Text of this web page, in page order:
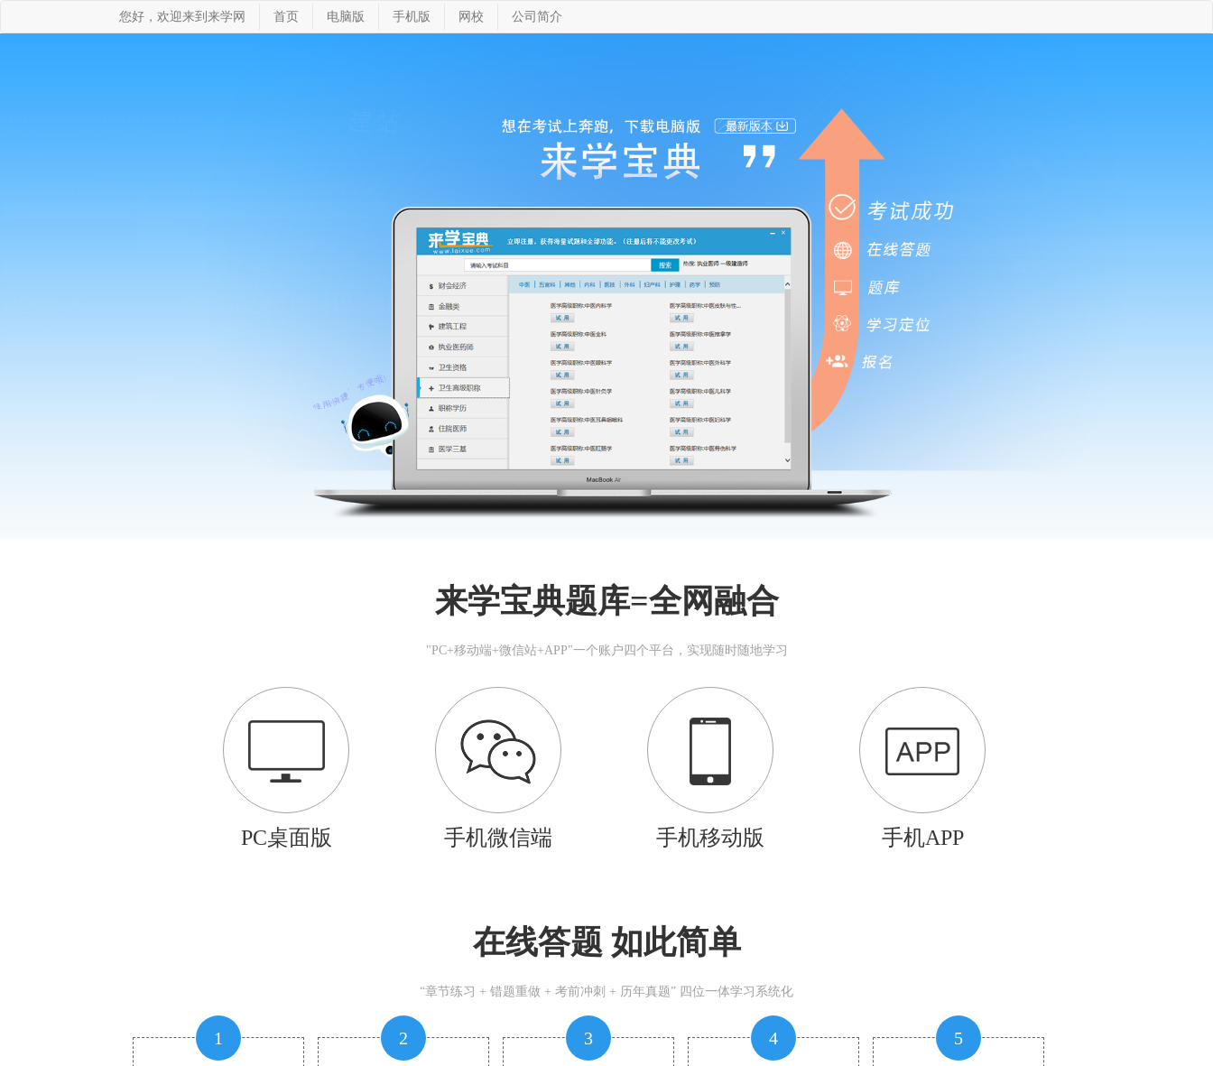
您好，欢迎来到来学网 首页 电脑版 手机版 网校 公司简介
来学宝典题库=全网融合
"PC+移动端+微信站+APP"一个账户四个平台，实现随时随地学习
PC桌面版 手机微信端 手机移动版 手机APP
在线答题 如此简单
“章节练习 + 错题重做 + 考前冲刺 + 历年真题” 四位一体学习系统化
1 2 3 4 5